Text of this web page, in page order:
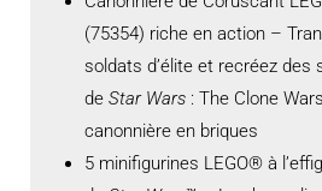
(75354) riche en action –
soldats d’élite et recréez des
de Star Wars : The Clone
canonnière en briques
5 minifigurines LEGO® à